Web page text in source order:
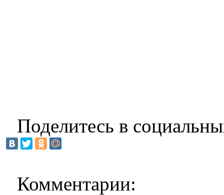
Поделитесь в
Комментарии: